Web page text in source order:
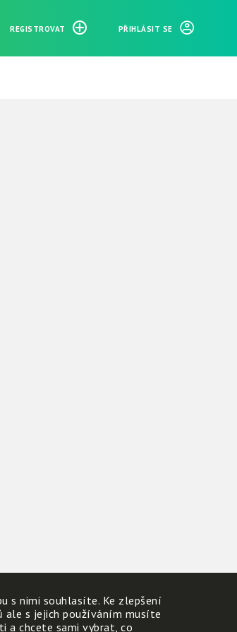
REGISTROVAT PŘIHLÁSIT SE
s nimi souhlasíte. Ke zlepšení
ale s jejich používáním musíte
a chcete sami vybrat, co